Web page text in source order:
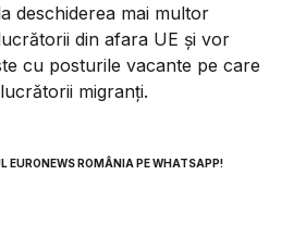
deschiderea mai multor
din afara UE și vor
cu posturile vacante pe care
migranți.
EURONEWS ROMÂNIA PE WHATSAPP!